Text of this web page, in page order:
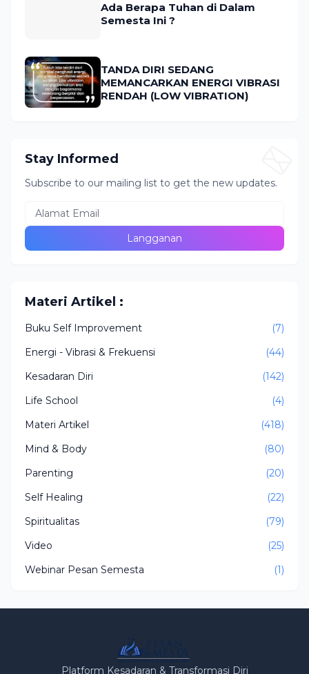
Ada Berapa Tuhan di Dalam
Semesta Ini ?
TANDA DIRI SEDANG
MEMANCARKAN ENERGI VIBRASI
RENDAH (LOW VIBRATION)
Stay Informed
Subscribe to our mailing list to get the new updates.
Materi Artikel :
Buku Self Improvement
(7)
Energi - Vibrasi & Frekuensi
(44)
Kesadaran Diri
(142)
Life School
(4)
Materi Artikel
(418)
Mind & Body
(80)
Parenting
(20)
Self Healing
(22)
Spiritualitas
(79)
Video
(25)
Webinar Pesan Semesta
(1)
Platform Kesadaran & Transformasi Diri